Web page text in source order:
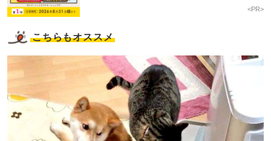
<PR>
こちらもオススメ